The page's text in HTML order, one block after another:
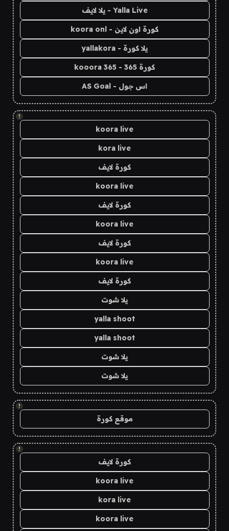
Yalla Live - يلا لايف
كورة اون لاين - koora onl
يلا كورة - yallakora
كورة 365 - kooora 365
اس جول - AS Goal
!
koora live
kora live
كورة لايف
koora live
كورة لايف
koora live
كورة لايف
koora live
كورة لايف
يلا شوت
yalla shoot
yalla shoot
يلا شوت
يلا شوت
!
موقع كورة
!
كورة لايف
koora live
kora live
koora live